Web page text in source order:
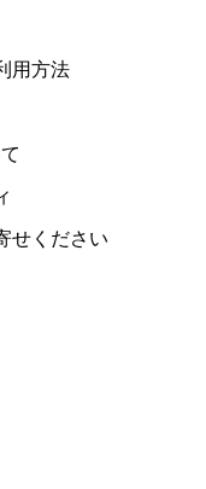
用方法
せください